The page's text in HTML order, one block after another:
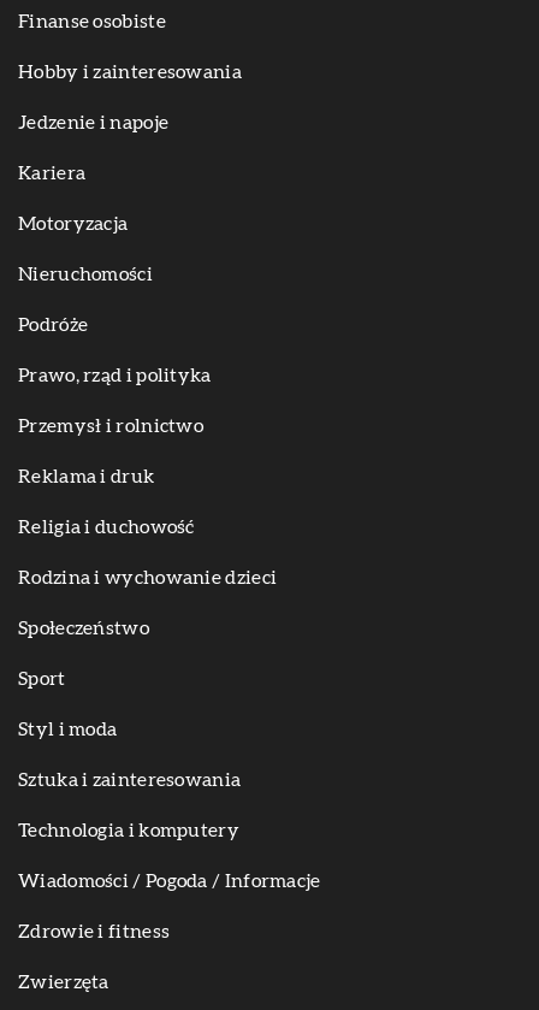
Finanse osobiste
Hobby i zainteresowania
Jedzenie i napoje
Kariera
Motoryzacja
Nieruchomości
Podróże
Prawo, rząd i polityka
Przemysł i rolnictwo
Reklama i druk
Religia i duchowość
Rodzina i wychowanie dzieci
Społeczeństwo
Sport
Styl i moda
Sztuka i zainteresowania
Technologia i komputery
Wiadomości / Pogoda / Informacje
Zdrowie i fitness
Zwierzęta